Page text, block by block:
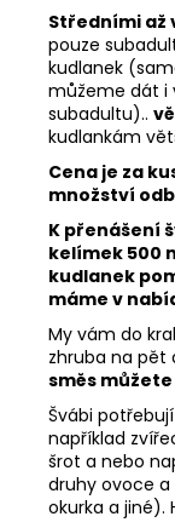
Středními až
pouze
kudlanek
můžeme dát i
subadultu)..
kudlankám
Cena je za
množství
K přenášení
kelímek 500
kudlanek
máme v
My vám do
zhruba na pět
směs
Švábi
například
šrot a nebo
druhy ovoce a
okurka a jiné).